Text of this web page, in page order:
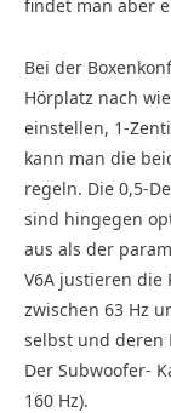
findet man aber
Bei der
Hörplatz nach
einstellen, 1-
kann man die
regeln. Die 0,5-
sind hingegen
aus als der
V6A justieren die
zwischen 63 Hz
selbst und deren
Der Subwoofer-
160 Hz).